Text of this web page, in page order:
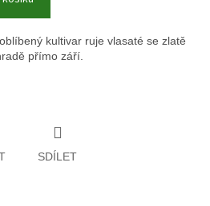
kultivar ruje vlasaté se zlatě
přímo září.
SDÍLET